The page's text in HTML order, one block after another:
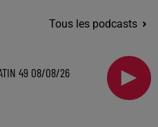
Tous les podcasts
49 08/08/26